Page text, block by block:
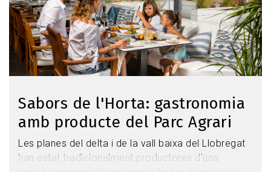
Sabors de l'Horta: gastronomia
amb producte del Parc Agrari
Les planes del delta i de la vall baixa del Llobregat
han estat tradicionalment productores d’una